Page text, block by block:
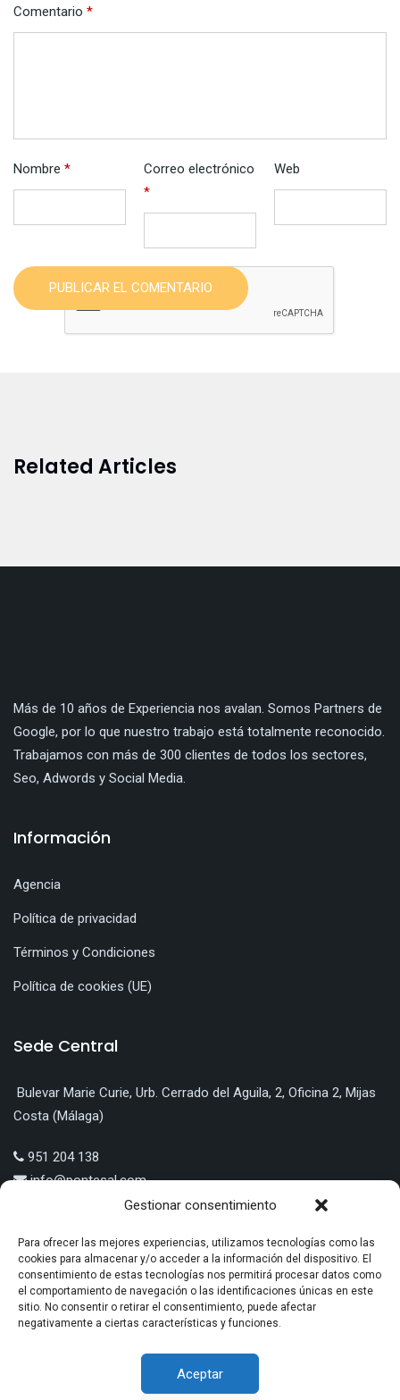
Gestionar consentimiento
Para ofrecer las mejores experiencias, utilizamos tecnologías como las
cookies para almacenar y/o acceder a la información del dispositivo. El
consentimiento de estas tecnologías nos permitirá procesar datos como
el comportamiento de navegación o las identificaciones únicas en este
sitio. No consentir o retirar el consentimiento, puede afectar
negativamente a ciertas características y funciones.
Aceptar
Comentario *
Nombre *
Correo electrónico
*
Web
PUBLICAR EL COMENTARIO
Related Articles
Más de 10 años de Experiencia nos avalan. Somos Partners de
Google, por lo que nuestro trabajo está totalmente reconocido.
Trabajamos con más de 300 clientes de todos los sectores,
Seo, Adwords y Social Media.
Información
Agencia
Política de privacidad
Términos y Condiciones
Política de cookies (UE)
Sede Central
Bulevar Marie Curie, Urb. Cerrado del Aguila, 2, Oficina 2, Mijas
Costa (Málaga)
951 204 138
info@pontesal.com
LÍNEA 5: EMPLEO Y TRANSICIÓN PRODUCTIVA A ECONOMÍA
VERDE O ECONOMÍA DIGITAL | PONTE SAL PUBLICIDAD S.L.U |
EXPTE. Nº: MA/NPT/0397/2022